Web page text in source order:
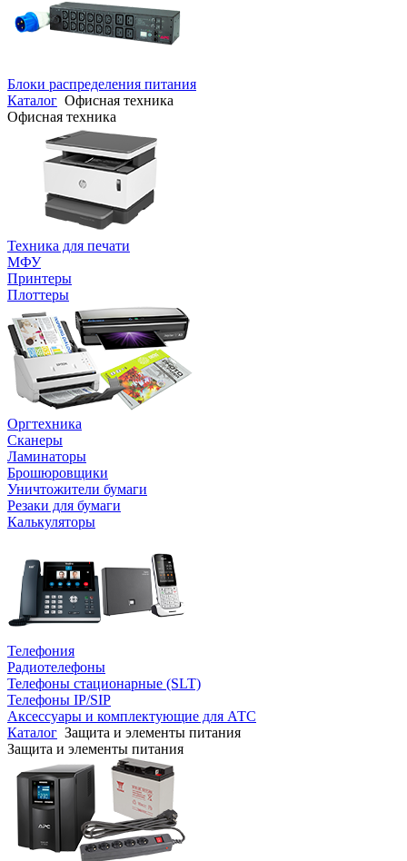
Блоки распределения питания
Каталог Офисная техника
Офисная техника
Техника для печати
МФУ
Принтеры
Плоттеры
Оргтехника
Сканеры
Ламинаторы
Брошюровщики
Уничтожители бумаги
Резаки для бумаги
Калькуляторы
Телефония
Радиотелефоны
Телефоны стационарные (SLT)
Телефоны IP/SIP
Аксессуары и комплектующие для АТС
Каталог Защита и элементы питания
Защита и элементы питания